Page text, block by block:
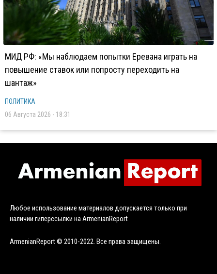
МИД РФ: «Мы наблюдаем попытки Еревана играть на
повышение ставок или попросту переходить на
шантаж»
ПОЛИТИКА
06 Августа 2026 - 18:31
Любое использование материалов допускается только при
наличии гиперссылки на ArmenianReport
ArmenianReport © 2010-2022. Все права защищены.